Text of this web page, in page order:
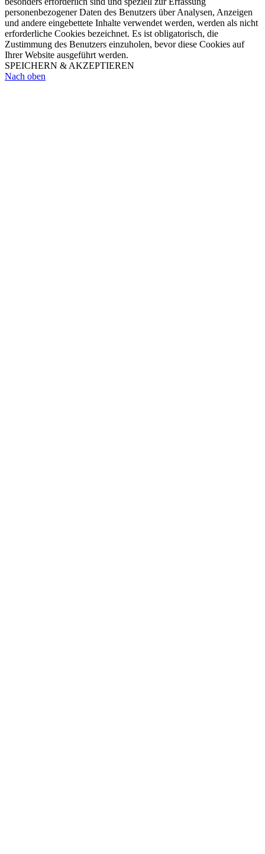
personenbezogener Daten des Benutzers über Analysen, Anzeigen
und andere eingebettete Inhalte verwendet werden, werden als nicht
erforderliche Cookies bezeichnet. Es ist obligatorisch, die
Zustimmung des Benutzers einzuholen, bevor diese Cookies auf
Ihrer Website ausgeführt werden.
SPEICHERN & AKZEPTIEREN
Nach oben